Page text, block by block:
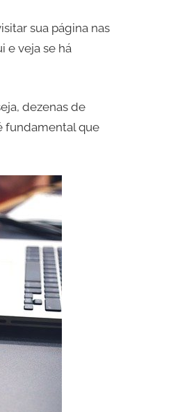
sua página nas
e veja se há
dezenas de
fundamental que